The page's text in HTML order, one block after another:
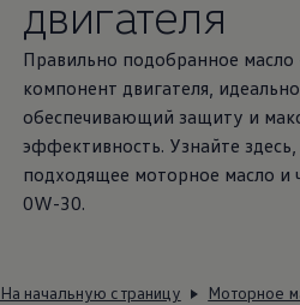
двигателя
Правильно подобранное масло
компонент двигателя,
обеспечивающий защиту и
эффективность. Узнайте
подходящее моторное масло и
0W-30.
На начальную страницу
Моторное